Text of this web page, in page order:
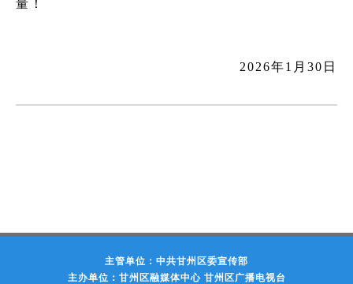
量！
2026年1月30日
主管单位：中共甘州区委宣传部
主办单位：甘州区融媒体中心 甘州区广播电视台